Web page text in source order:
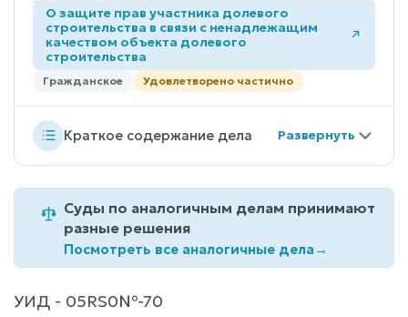
О защите прав участника долевого
строительства в связи с ненадлежащим
качеством объекта долевого
строительства
Гражданское Удовлетворено частично
Краткое содержание дела
Суды по аналогичным делам принимают
разные решения
Посмотреть все аналогичные дела→
УИД - 05RS0№-70